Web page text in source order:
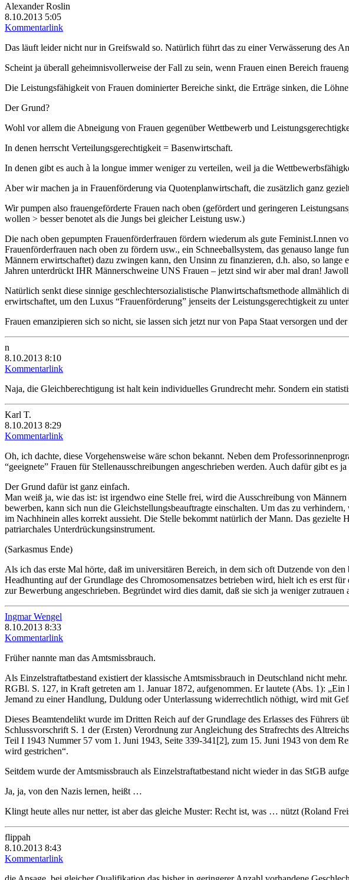
Alexander Roslin
8.10.2013 5:05
Kommentarlink
Das läuft leider nicht nur in Greifswald so. Natürlich führt das zu einer Verwässerung des
Scheint ja überall geheimnisvollerweise der Fall zu sein, wenn Frauen einen Bereich
Die Leistungsfähigkeit von Frauen dominierter Bereiche sinkt, die Erträge sinken, die
Der Grund?
Wohl vor allem die Abneigung von Frauen gegenüber Wettbewerb und
In denen herrscht Verteilungsgerechtigkeit = Basenwirtschaft.
In denen gibt es auch à la longue immer weniger zu verteilen, weil ja die
Aber wir machen ja in Frauenförderung via Quotenplanwirtschaft, die zusätzlich ganz
Wir pumpen also frauengeförderte Frauen nach oben (gefördert und geringeren
wollen > besser benotet als die Jungs bei gleicher Leistung usw.)
Die nach oben gepumpten Frauenförderfrauen fördern wiederum als gute Feminist.I.nnen
Frauenförderfrauen nach oben zu fördern usw., ein Schneeballsystem, das genauso lange
Männern erwirtschaftet) dazu zwingen kann, den Unsinn zu finanzieren, d.h. also, so
Jahren unterdrückt IHR Männerschweine UNS Frauen – jetzt sind wir aber mal dran!
Natürlich senkt diese sinnige geschlechtersozialistische Planwirtschaftsmethode allmählich
erwirtschaftet, um den Luxus “Frauenförderung” jenseits der Leistungsgerechtigkeit zu
Frauen emanzipieren sich so nicht, sie lassen sich jetzt nur von Papa Staat versorgen und
n
8.10.2013 8:10
Kommentarlink
Naja, die Gleichberechtigung ist halt kein individuelles Grundrecht mehr. Sondern ein
Karl T.
8.10.2013 8:29
Kommentarlink
Oh, ich dachte, diese Vorgehensweise wäre schon bekannt. Neben dem
“geeignete” Frauen für Stellenausschreibungen angeschrieben werden. Auch dafür gibt
Der Grund dafür ist ganz einfach.
Man weiß ja, wie das ist: ist irgendwo eine Stelle frei, wird die Ausschreibung von
bewerben, kann sich nun die Gleichstellungsbeauftragte einschalten. Um das zu
im Nachhinein alles korrekt aussieht. Die Stelle bekommt natürlich der Mann. Das gezielte
patriarchales Unterdrückungsinstrument.
(Sarkasmus Ende)
Als ich das erste Mal hörte, daß im universitären Bereich, in dem sich oft Dutzende von
Headhunting auf der Grundlage des Chromosomensatzes betrieben wird, hielt ich es erst
zur Bewerbung angeschrieben. Begründet wird dies damit, daß sie sich ja weniger
Ingmar Wengel
8.10.2013 8:33
Kommentarlink
Früher nannte man das Amtsmissbrauch.
Als Einzelstraftatbestand existiert der klassische Amtsmissbrauch in Deutschland nicht
RGBl. S. 127, in Kraft getreten am 1. Januar 1872, aufgenommen. Er lautete (Abs. 1):
Jemand zu einer Handlung, Duldung oder Unterlassung widerrechtlich nöthigt, wird mit
Dieses Beamtendelikt wurde im Dritten Reich auf der Grundlage des Erlasses des
Schlussvorschrift S. 1 der (Ersten) Verordnung zur Angleichung des Strafrechts des
Teil I 1943 Nummer 57 vom 1. Juni 1943, Seite 339-341[2], zum 15. Juni 1943 von dem
wird gestrichen“.
Seitdem wurde der Amtsmissbrauch als Einzelstraftatbestand nicht wieder in das StGB
Ja, ja, von den Nazis lernen, heißt …
Klingt heute alles nur netter, ist aber das gleiche Muster: Recht ist, was … nützt (Roland
flippah
8.10.2013 8:43
Kommentarlink